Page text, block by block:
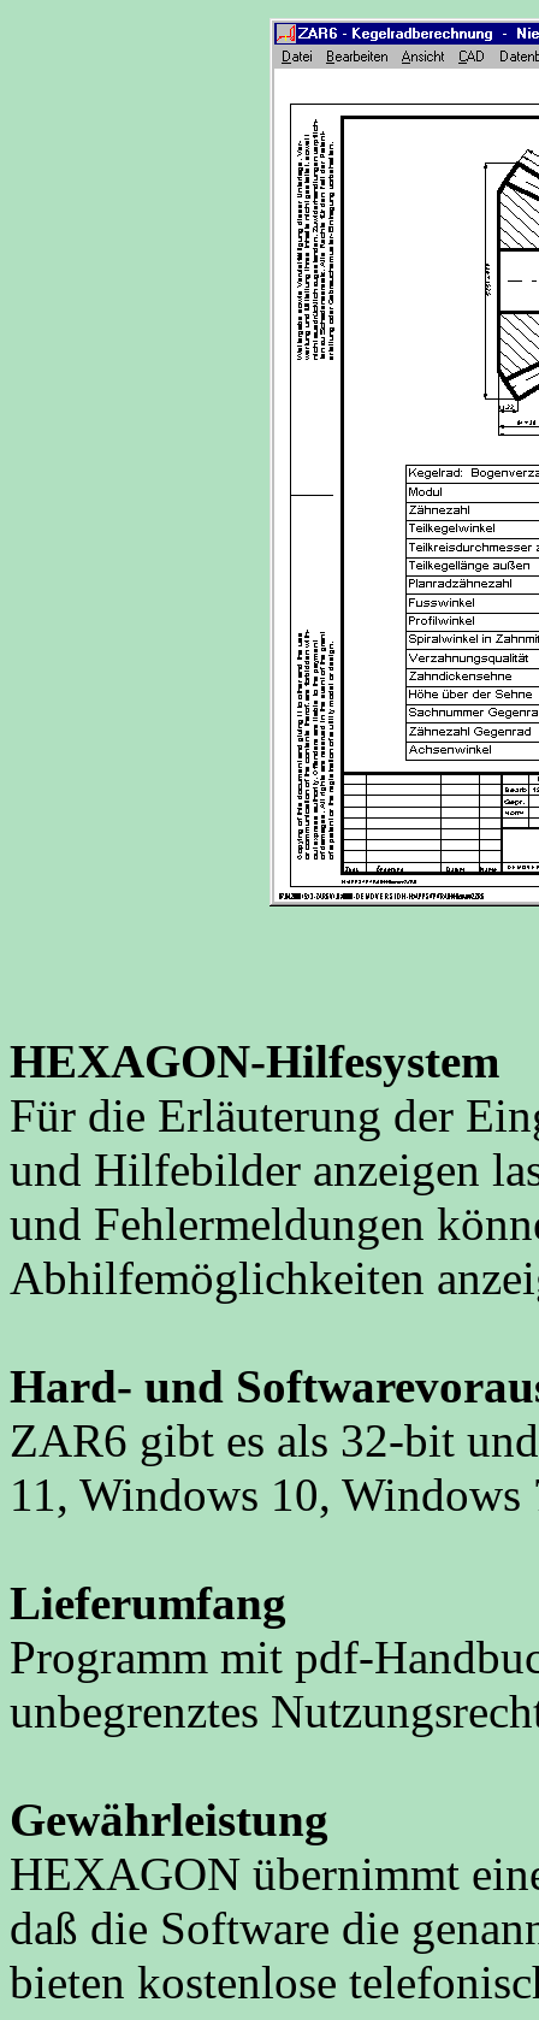
HEXAGON-Hilfesystem
Für die Erläuterung der
und Hilfebilder anzeigen
und Fehlermeldungen
Abhilfemöglichkeiten
Hard- und
ZAR6 gibt es als 32-bit
11, Windows 10, Windows
Lieferumfang
Programm mit pdf-
unbegrenztes
Gewährleistung
HEXAGON übernimmt
daß die Software die
bieten kostenlose